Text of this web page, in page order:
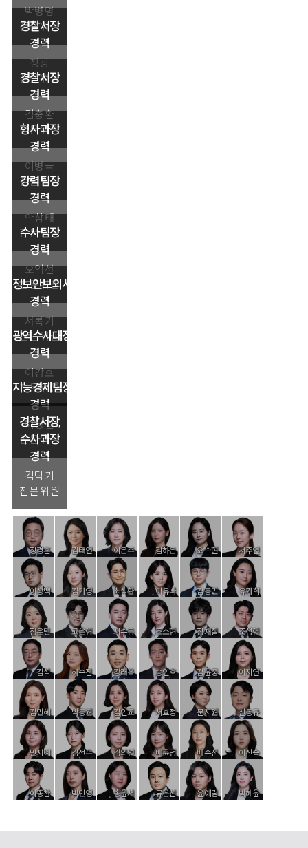
박병명
전문위원
경찰서장
경력
장광
전문위원
경찰서장
경력
김충환
전문위원
형사과장
경력
이병국
전문위원
강력팀장
경력
안삼태
전문위원
수사팀장
경력
오익선
전문위원
정보안보외사과장
경력
서복기
전문위원
광역수사대장
경력
이강호
전문위원
지능경제팀장
경력
이상길
전문위원
경찰서장,
수사과장
경력
김덕기
전문위원
정경훈 김태연 이은주 김하은 오수현 서주연
이상백 김가영 최석환 이유나 김동민 유가희
장은민 고운형 지수동 조소현 정재철 조성헌
김석 하수진 강래욱 송인호 김윤중 이지연
김민혜 박동원 김인교 서효정 문지원 신동규
민지예 김선우 김의연 배윤녕 배수진 이진솔
이종찬 박민영 송윤서 류운선 윤예림 박혜윤